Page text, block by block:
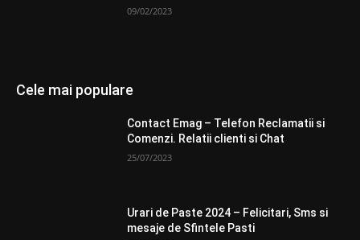
09/02/2023
Cele mai populare
Contact Emag – Telefon Reclamatii si
Comenzi. Relatii clienti si Chat
25/07/2023
Urari de Paste 2024 – Felicitari, Sms si
mesaje de Sfintele Pasti